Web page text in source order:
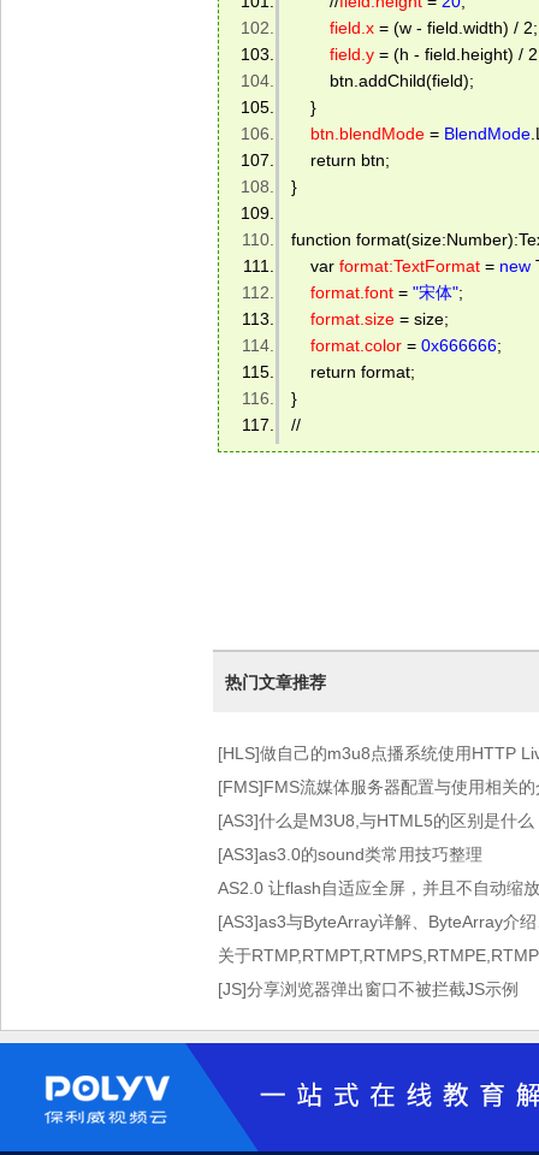
field.x = (w - field.width) /
field.y = (h - field.height) /
btn.addChild(field);
}
btn.blendMode = BlendMode
return btn;
}
function
var format:TextFormat = new
format.font = "宋体";
format.size = size;
format.color = 0x666666;
return format;
}
//
热门文章推荐
[HLS]做自己的m3u8点播系统使用HTTP
术）
[FMS]FMS流媒体服务器配置与使用相关的
[AS3]什么是M3U8,与HTML5的区别是什么
[AS3]as3.0的sound类常用技巧整理
AS2.0 让flash自适应全屏，并且不自动缩放
[AS3]as3与ByteArray详解、ByteArray介
关于
[JS]分享浏览器弹出窗口不被拦截JS示例